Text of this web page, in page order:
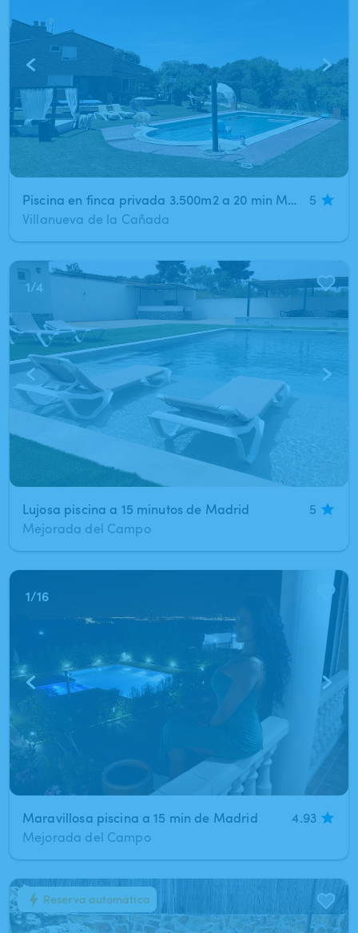
Piscina en finca privada 3.500m2 a 20 min Madrid
5
Villanueva de la Cañada
1/4
Lujosa piscina a 15 minutos de Madrid
5
Mejorada del Campo
1/16
Maravillosa piscina a 15 min de Madrid
4.93
Mejorada del Campo
1/7 Reserva automática